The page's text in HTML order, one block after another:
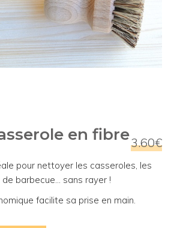
3.60€
en fibre
pour nettoyer les casseroles, les
barbecue... sans rayer !
facilite sa prise en main.